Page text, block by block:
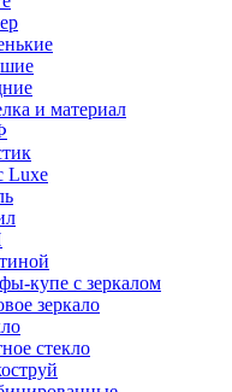
и материал
Luxe
купе с зеркалом
зеркало
стекло